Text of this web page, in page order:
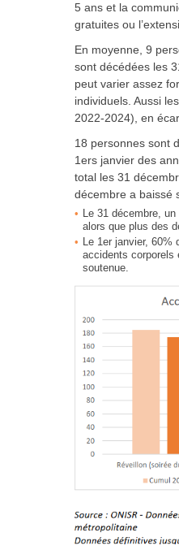
5 ans et la
gratuites ou
En moyenne, 9
sont décédées les
peut varier assez
individuels. Aussi
2022-2024), en
18 personnes sont
1ers janvier des
total les 31
décembre a baissé
Le 31 décembre,
alors que plus des
Le 1er janvier,
accidents corporels
soutenue.